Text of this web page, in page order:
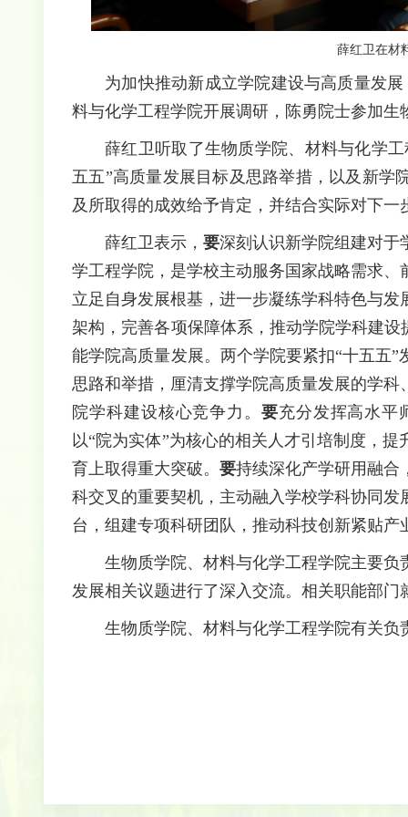
薛红卫在材
为加快推动新成立学院建设与高质量发
料与化学工程学院开展调研，陈勇院士参加生
薛红卫听取了生物质学院、材料与化学
五五”高质量发展目标及思路举措，以及新学
及所取得的成效给予肯定，并结合实际对下一
薛红卫表示，要深刻认识新学院组建对于
学工程学院，是学校主动服务国家战略需求
立足自身发展根基，进一步凝练学科特色与
架构，完善各项保障体系，推动学院学科建
能学院高质量发展。两个学院要紧扣“十五五
思路和举措，厘清支撑学院高质量发展的学
院学科建设核心竞争力。 要充分发挥高水平
以“院为实体”为核心的相关人才引培制度，
育上取得重大突破。要持续深化产学研用融合
科交叉的重要契机，主动融入学校学科协同
台，组建专项科研团队，推动科技创新紧贴
生物质学院、材料与化学工程学院主要
发展相关议题进行了深入交流。相关职能部
生物质学院、材料与化学工程学院有关负